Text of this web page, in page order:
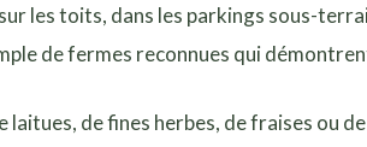
les toits, dans les parkings sous-
de fermes reconnues qui
laitues, de fines herbes, de fraises ou